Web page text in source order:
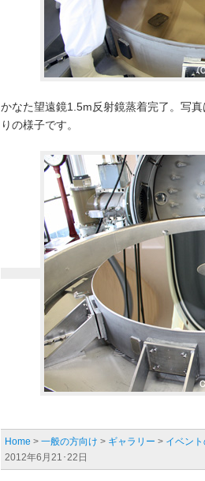
かなた望遠鏡1.5m反射鏡蒸着完了。写
りの様子です。
Home > 一般の方向け > ギャラリー > イベン
2012年6月21･22日